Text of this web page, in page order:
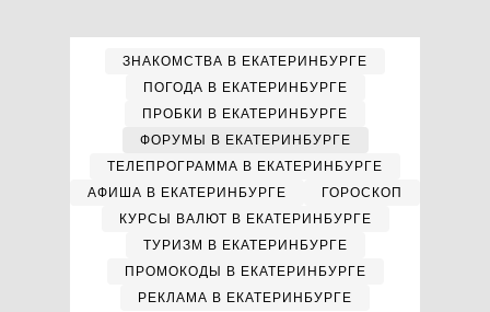
ЗНАКОМСТВА В ЕКАТЕРИНБУРГЕ
ПОГОДА В ЕКАТЕРИНБУРГЕ
ПРОБКИ В ЕКАТЕРИНБУРГЕ
ФОРУМЫ В ЕКАТЕРИНБУРГЕ
ТЕЛЕПРОГРАММА В ЕКАТЕРИНБУРГЕ
АФИША В ЕКАТЕРИНБУРГЕ
ГОРОСКОП
КУРСЫ ВАЛЮТ В ЕКАТЕРИНБУРГЕ
ТУРИЗМ В ЕКАТЕРИНБУРГЕ
ПРОМОКОДЫ В ЕКАТЕРИНБУРГЕ
РЕКЛАМА В ЕКАТЕРИНБУРГЕ